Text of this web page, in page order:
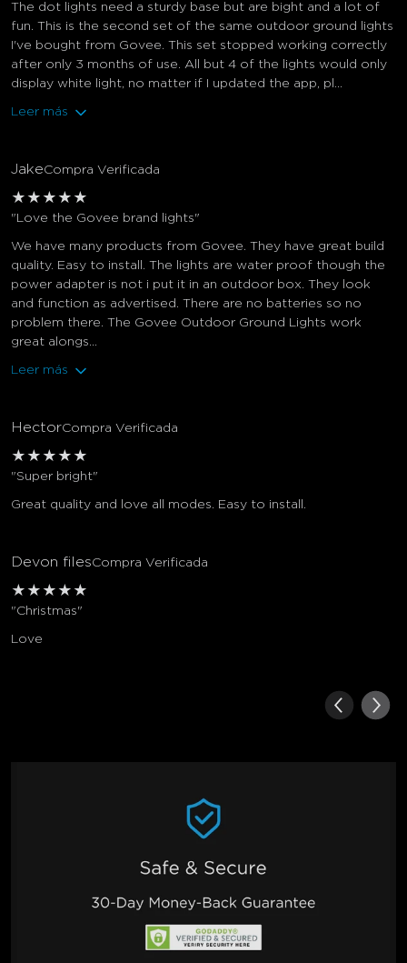
The dot lights need a sturdy base but are bight and a lot of
fun. This is the second set of the same outdoor ground lights
I've bought from Govee. This set stopped working correctly
after only 3 months of use. All but 4 of the lights would only
display white light, no matter if I updated the app, pl...
Leer más
JakeCompra Verificada
★ ★ ★ ★ ★
"Love the Govee brand lights"
We have many products from Govee. They have great build
quality. Easy to install. The lights are water proof though the
power adapter is not i put it in an outdoor box. They look
and function as advertised. There are no batteries so no
problem there. The Govee Outdoor Ground Lights work
great alongs...
Leer más
HectorCompra Verificada
★ ★ ★ ★ ★
"Super bright"
Great quality and love all modes. Easy to install.
Devon filesCompra Verificada
★ ★ ★ ★ ★
"Christmas"
Love